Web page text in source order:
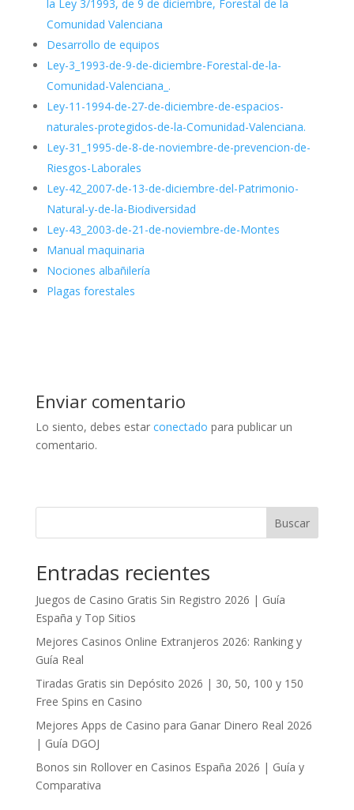
la Ley 3/1993, de 9 de diciembre, Forestal de la
Comunidad Valenciana
Desarrollo de equipos
Ley-3_1993-de-9-de-diciembre-Forestal-de-la-
Comunidad-Valenciana_.
Ley-11-1994-de-27-de-diciembre-de-espacios-
naturales-protegidos-de-la-Comunidad-Valenciana.
Ley-31_1995-de-8-de-noviembre-de-prevencion-de-
Riesgos-Laborales
Ley-42_2007-de-13-de-diciembre-del-Patrimonio-
Natural-y-de-la-Biodiversidad
Ley-43_2003-de-21-de-noviembre-de-Montes
Manual maquinaria
Nociones albañilería
Plagas forestales
Enviar comentario
Lo siento, debes estar conectado para publicar un
comentario.
Buscar
Entradas recientes
Juegos de Casino Gratis Sin Registro 2026 | Guía
España y Top Sitios
Mejores Casinos Online Extranjeros 2026: Ranking y
Guía Real
Tiradas Gratis sin Depósito 2026 | 30, 50, 100 y 150
Free Spins en Casino
Mejores Apps de Casino para Ganar Dinero Real 2026
| Guía DGOJ
Bonos sin Rollover en Casinos España 2026 | Guía y
Comparativa